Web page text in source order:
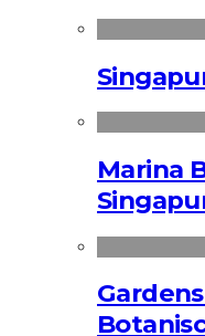
Marina